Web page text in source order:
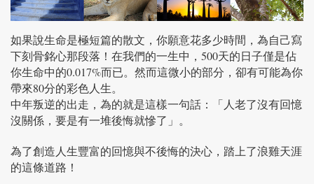
如果說生命是極短篇的散文，你願意花多少時間，為自己寫
下刻骨銘心那段落！在我們的一生中，500天的日子僅是佔
你生命中的0.017%而已。然而這微小的部分，卻有可能為你
帶來80分的彩色人生。
中年叛逆的出走，為的就是這樣一句話：「人老了沒有回憶
沒關係，要是有一堆後悔就慘了」。
為了創造人生豐富的回憶與不後悔的決心，踏上了浪雞天涯
的這條道路！